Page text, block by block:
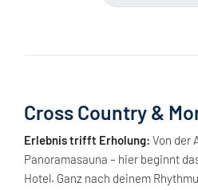
Cross Country &
Erlebnis trifft Erholung: Von der
Panoramasauna – hier beginnt
Hotel. Ganz nach deinem